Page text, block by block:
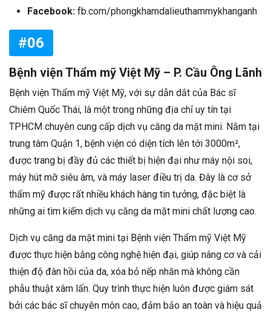
Facebook: fb.com/phongkhamdalieuthammykhanganh
#06
Bệnh viện Thẩm mỹ Việt Mỹ – P. Cầu Ông Lãnh
Bệnh viện Thẩm mỹ Việt Mỹ, với sự dẫn dắt của Bác sĩ
Chiêm Quốc Thái, là một trong những địa chỉ uy tín tại
TPHCM chuyên cung cấp dịch vụ căng da mặt mini. Nằm tại
trung tâm Quận 1, bệnh viện có diện tích lên tới 3000m²,
được trang bị đầy đủ các thiết bị hiện đại như máy nội soi,
máy hút mỡ siêu âm, và máy laser điều trị da. Đây là cơ sở
thẩm mỹ được rất nhiều khách hàng tin tưởng, đặc biệt là
những ai tìm kiếm dịch vụ căng da mặt mini chất lượng cao.
Dịch vụ căng da mặt mini tại Bệnh viện Thẩm mỹ Việt Mỹ
được thực hiện bằng công nghệ hiện đại, giúp nâng cơ và cải
thiện độ đàn hồi của da, xóa bỏ nếp nhăn mà không cần
phẫu thuật xâm lấn. Quy trình thực hiện luôn được giám sát
bởi các bác sĩ chuyên môn cao, đảm bảo an toàn và hiệu quả